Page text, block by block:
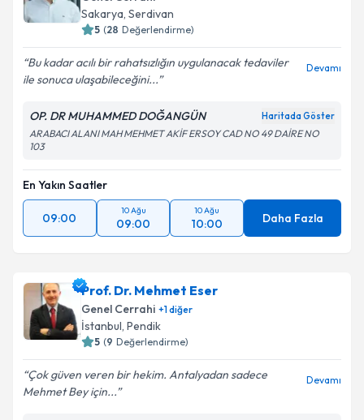
E-posta Adresiniz
Kişisel verilerimin işlenmesine ilişkin
kapsamda işlenmesini kabul ediyorum.
Takvim Talebini Gönder
Sakarya, Serdivan
5 (28 Değerlendirme)
Bu kadar acılı bir rahatsızlığın uygulanacak tedaviler
ile sonuca ulaşabileceğini...
Devamı
OP. DR MUHAMMED DOĞANGÜN Haritada Göster
ARABACI ALANI MAH MEHMET AKİF ERSOY CAD NO 49 DAİRE NO
103
En Yakın Saatler
09:00
10 Ağu
09:00
10 Ağu
10:00 Daha Fazla
Prof. Dr. Mehmet Eser
Genel Cerrahi +1diğer
İstanbul, Pendik
5 (9 Değerlendirme)
Çok güven veren bir hekim. Antalyadan sadece
Mehmet Bey için...
Devamı